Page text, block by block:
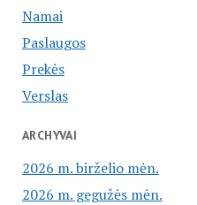
Namai
Paslaugos
Prekės
Verslas
ARCHYVAI
2026 m. birželio mėn.
2026 m. gegužės mėn.